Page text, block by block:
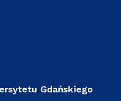
Gdańskiego